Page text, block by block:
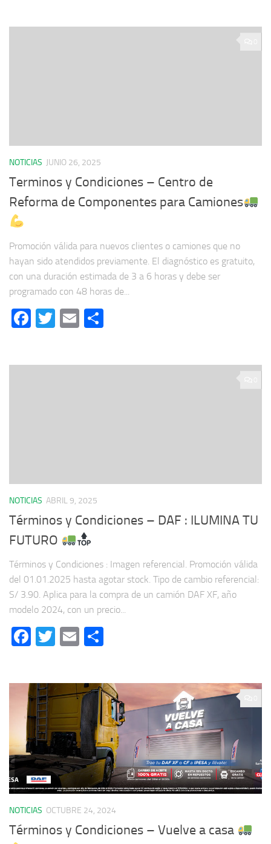
NOTICIAS JUNIO 26, 2025
Terminos y Condiciones – Centro de
Reforma de Componentes para Camiones
Promoción válida para nuevos clientes o camiones que no
hayan sido atendidos previamente. El diagnóstico es gratuito,
con una duración estimada de 3 a 6 horas y debe ser
programado con 48 horas de...
Facebook
Twitter
Email
NOTICIAS ABRIL 9, 2025
Términos y Condiciones – DAF : ILUMINA TU
FUTURO
Términos y Condiciones : Imagen referencial. Promoción válida
del 01.01.2025 hasta agotar stock. Tipo de cambio referencial:
S/ 3.90. Aplica para la compra de un camión DAF XF, año
modelo 2024, con un precio...
Facebook
Twitter
Email
NOTICIAS OCTUBRE 24, 2024
Términos y Condiciones – Vuelve a casa